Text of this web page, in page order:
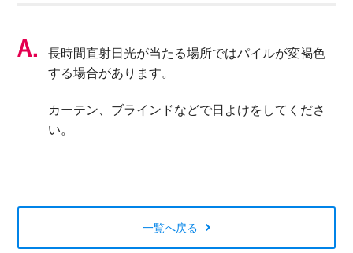
長時間直射日光が当たる場所ではパイルが変褐色
する場合があります。
カーテン、ブラインドなどで日よけをしてくださ
い。
一覧へ戻る